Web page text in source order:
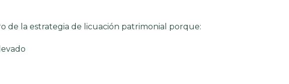
de la estrategia de licuación patrimonial porque: